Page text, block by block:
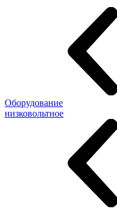
Оборудование
низковольтное